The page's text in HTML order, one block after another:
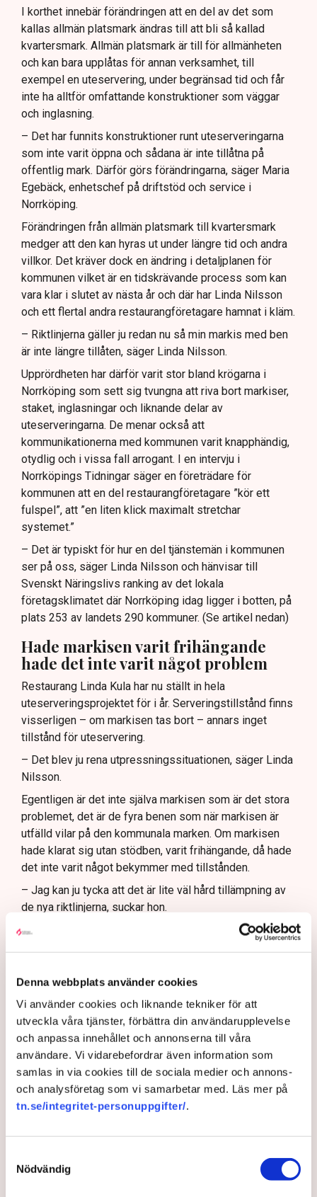
Denna webbplats använder cookies
Vi använder cookies och liknande tekniker för att
utveckla våra tjänster, förbättra din användarupplevelse
och anpassa innehållet och annonserna till våra
användare. Vi vidarebefordrar även information som
samlas in via cookies till de sociala medier och annons-
och analysföretag som vi samarbetar med. Läs mer på
tn.se/integritet-personuppgifter/.
Nödvändig
I korthet innebär förändringen att en del av det som
kallas allmän platsmark ändras till att bli så kallad
kvartersmark. Allmän platsmark är till för allmänheten
och kan bara upplåtas för annan verksamhet, till
exempel en uteservering, under begränsad tid och får
inte ha alltför omfattande konstruktioner som väggar
och inglasning.
– Det har funnits konstruktioner runt uteserveringarna
som inte varit öppna och sådana är inte tillåtna på
offentlig mark. Därför görs förändringarna, säger Maria
Egebäck, enhetschef på driftstöd och service i
Norrköping.
Förändringen från allmän platsmark till kvartersmark
medger att den kan hyras ut under längre tid och andra
villkor. Det kräver dock en ändring i detaljplanen för
kommunen vilket är en tidskrävande process som kan
vara klar i slutet av nästa år och där har Linda Nilsson
och ett flertal andra restaurangföretagare hamnat i kläm.
– Riktlinjerna gäller ju redan nu så min markis med ben
är inte längre tillåten, säger Linda Nilsson.
Upprördheten har därför varit stor bland krögarna i
Norrköping som sett sig tvungna att riva bort markiser,
staket, inglasningar och liknande delar av
uteserveringarna. De menar också att
kommunikationerna med kommunen varit knapphändig,
otydlig och i vissa fall arrogant. I en intervju i
Norrköpings Tidningar säger en företrädare för
kommunen att en del restaurangföretagare ”kör ett
fulspel”, att ”en liten klick maximalt stretchar
systemet.”
– Det är typiskt för hur en del tjänstemän i kommunen
ser på oss, säger Linda Nilsson och hänvisar till
Svenskt Näringslivs ranking av det lokala
företagsklimatet där Norrköping idag ligger i botten, på
plats 253 av landets 290 kommuner. (Se artikel nedan)
Hade markisen varit frihängande
hade det inte varit något problem
Restaurang Linda Kula har nu ställt in hela
uteserveringsprojektet för i år. Serveringstillstånd finns
visserligen – om markisen tas bort – annars inget
tillstånd för uteservering.
– Det blev ju rena utpressningssituationen, säger Linda
Nilsson.
Egentligen är det inte själva markisen som är det stora
problemet, det är de fyra benen som när markisen är
utfälld vilar på den kommunala marken. Om markisen
hade klarat sig utan stödben, varit frihängande, då hade
det inte varit något bekymmer med tillstånden.
– Jag kan ju tycka att det är lite väl hård tillämpning av
de nya riktlinjerna, suckar hon.
De kraftiga protesterna från många av stadens krögare
uppskov med rivningen av olika konstruktioner vid
uteserveringarna, allt i väntan på att en ny detaljplan ska
träda i kraft.
”Kan ju inte riva någon annans
egendom.”
Men det hjälper inte Lindas Kula, av det faktum att
ansvaret för den.
– Jag kan ju inte riva någon annans egendom. Jag vet